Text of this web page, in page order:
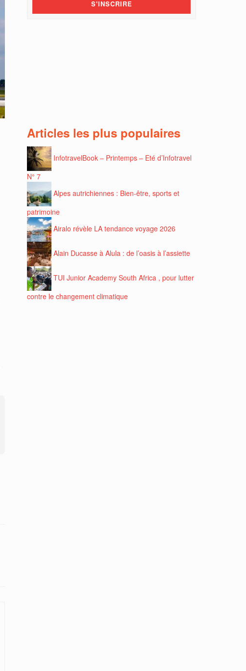
Articles les plus populaires
InfotravelBook – Printemps – Eté d’Infotravel
N° 7
Alpes autrichiennes : Bien-être, sports et
patrimoine
Airalo révèle LA tendance voyage 2026
Alain Ducasse à Alula : de l’oasis à l’assiette
TUI Junior Academy South Africa , pour lutter
contre le changement climatique